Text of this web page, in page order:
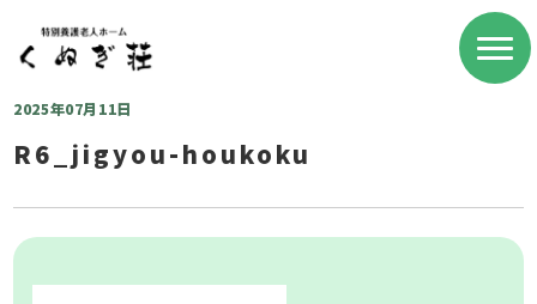
2025年07月11日
R6_jigyou-houkoku